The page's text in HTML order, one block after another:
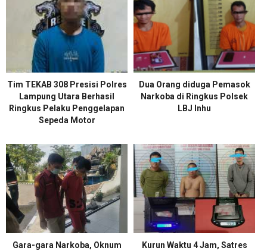
Tim TEKAB 308 Presisi Polres
Lampung Utara Berhasil
Ringkus Pelaku Penggelapan
Sepeda Motor
Dua Orang diduga Pemasok
Narkoba di Ringkus Polsek
LBJ Inhu
Gara-gara Narkoba, Oknum
Kurun Waktu 4 Jam, Satres